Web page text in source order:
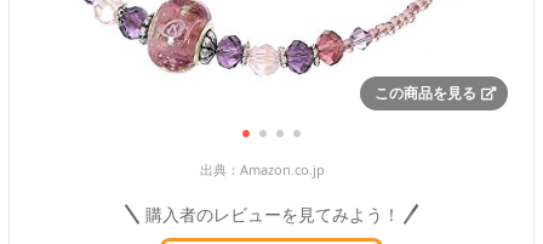
この商品を見る
出典： Amazon.co.jp
購入者のレビューを見てみよう！